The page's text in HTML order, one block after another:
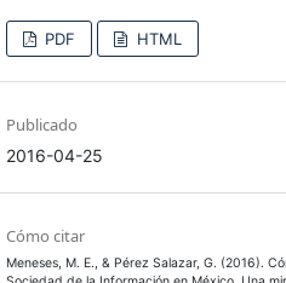
PDF HTML
Publicado
2016-04-25
Cómo citar
Meneses, M. E., & Pérez Salazar, G. (2016).